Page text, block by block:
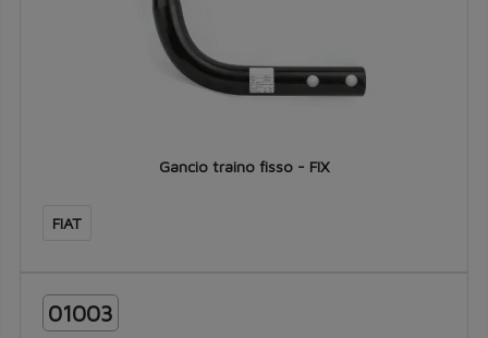
Gancio traino fisso - FIX
FIAT
01003